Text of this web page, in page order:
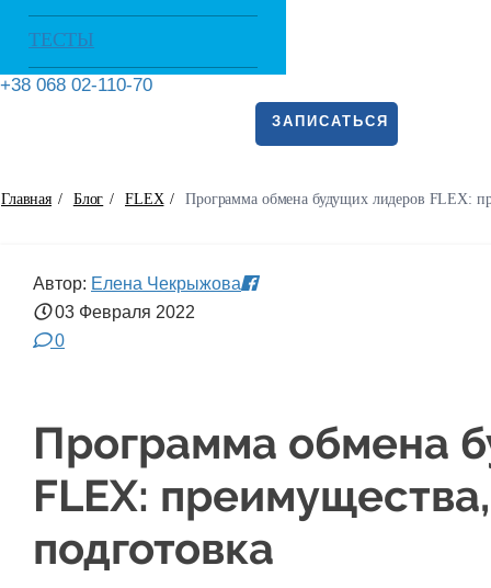
ТЕСТЫ
+38 068 02-110-70
ЗАПИСАТЬСЯ
Главная / Блог / FLEX / Программа обмена будущих лидеров FLEX:
Автор: Елена Чекрыжова
03 Февраля 2022
0
Программа обмена
FLEX:
подготовка